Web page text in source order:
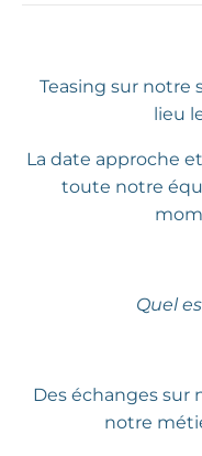
Teasing sur notre
lieu
La date approche
toute notre
Quel
Des échanges sur
notre